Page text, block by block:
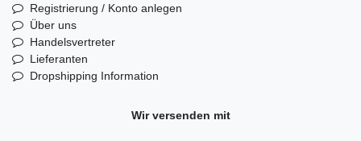
Registrierung / Konto anlegen
Über uns
Handelsvertreter
Lieferanten
Dropshipping Information
Wir versenden mit